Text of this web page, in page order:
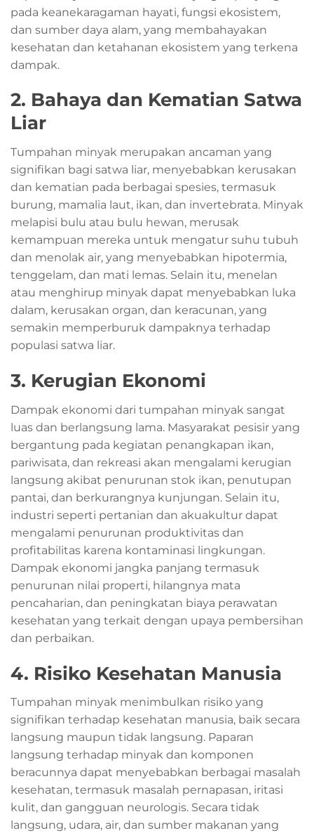
pada keanekaragaman hayati, fungsi ekosistem,
dan sumber daya alam, yang membahayakan
kesehatan dan ketahanan ekosistem yang terkena
dampak.
2. Bahaya dan Kematian Satwa
Liar
Tumpahan minyak merupakan ancaman yang
signifikan bagi satwa liar, menyebabkan kerusakan
dan kematian pada berbagai spesies, termasuk
burung, mamalia laut, ikan, dan invertebrata. Minyak
melapisi bulu atau bulu hewan, merusak
kemampuan mereka untuk mengatur suhu tubuh
dan menolak air, yang menyebabkan hipotermia,
tenggelam, dan mati lemas. Selain itu, menelan
atau menghirup minyak dapat menyebabkan luka
dalam, kerusakan organ, dan keracunan, yang
semakin memperburuk dampaknya terhadap
populasi satwa liar.
3. Kerugian Ekonomi
Dampak ekonomi dari tumpahan minyak sangat
luas dan berlangsung lama. Masyarakat pesisir yang
bergantung pada kegiatan penangkapan ikan,
pariwisata, dan rekreasi akan mengalami kerugian
langsung akibat penurunan stok ikan, penutupan
pantai, dan berkurangnya kunjungan. Selain itu,
industri seperti pertanian dan akuakultur dapat
mengalami penurunan produktivitas dan
profitabilitas karena kontaminasi lingkungan.
Dampak ekonomi jangka panjang termasuk
penurunan nilai properti, hilangnya mata
pencaharian, dan peningkatan biaya perawatan
kesehatan yang terkait dengan upaya pembersihan
dan perbaikan.
4. Risiko Kesehatan Manusia
Tumpahan minyak menimbulkan risiko yang
signifikan terhadap kesehatan manusia, baik secara
langsung maupun tidak langsung. Paparan
langsung terhadap minyak dan komponen
beracunnya dapat menyebabkan berbagai masalah
kesehatan, termasuk masalah pernapasan, iritasi
kulit, dan gangguan neurologis. Secara tidak
langsung, udara, air, dan sumber makanan yang